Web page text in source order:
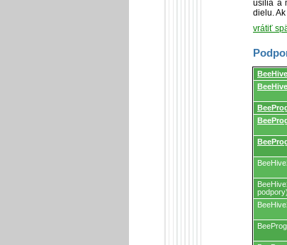
úsilia a
dielu.
vrátiť
podpory)